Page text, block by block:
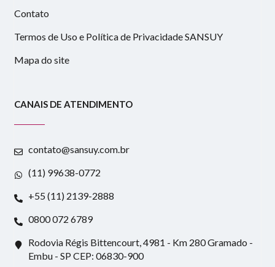
Contato
Termos de Uso e Política de Privacidade SANSUY
Mapa do site
CANAIS DE ATENDIMENTO
contato@sansuy.com.br
(11) 99638-0772
+55 (11) 2139-2888
0800 072 6789
Rodovia Régis Bittencourt, 4981 - Km 280 Gramado -
Embu - SP CEP: 06830-900